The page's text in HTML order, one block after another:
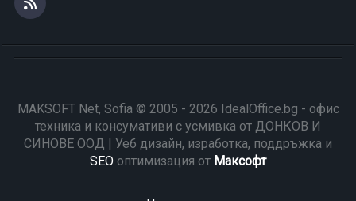
MAKSOFT Net, Sofia © 2005 - 2026 IdealOffice.bg - офис
техника и консумативи с усмивка от ДОНКОВ И
СИНОВЕ ООД | Уеб дизайн, изработка, поддръжка и
SEO оптимизация от Максофт